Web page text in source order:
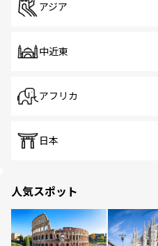
アジア
中近東
アフリカ
日本
人気スポット